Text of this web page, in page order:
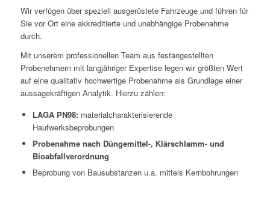
Wir verfügen über speziell ausgerüstete Fahrzeuge und führen für
Sie vor Ort eine akkreditierte und unabhängige Probenahme
durch.
Mit unserem professionellen Team aus festangestellten
Probenehmern mit langjähriger Expertise legen wir größten Wert
auf eine qualitativ hochwertige Probenahme als Grundlage einer
aussagekräftigen Analytik. Hierzu zählen:
LAGA PN98:materialcharakterisierende
Haufwerksbeprobungen
Probenahme nach Düngemittel-, Klärschlamm- und
Bioabfallverordnung
Beprobung von Bausubstanzen u.a. mittels Kernbohrungen